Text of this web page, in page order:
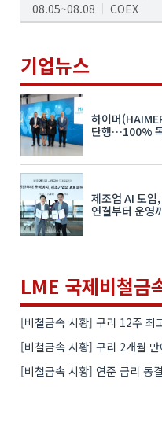
08.05~08.08 COEX
08.19~08.21
K-PRINT
08.19~08.22
자율주행모빌리티산업
08.25~08.27
차세대 반도체 패키징
08.26~08.28 수원컨벤
기업뉴스
하이머
단행…100%
제조업 AI 도입
연결부터 운영
LME 국제비철금